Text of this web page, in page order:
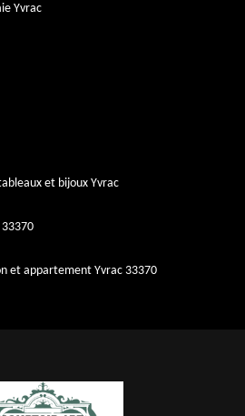
Yvrac
et bijoux Yvrac
et appartement Yvrac 33370